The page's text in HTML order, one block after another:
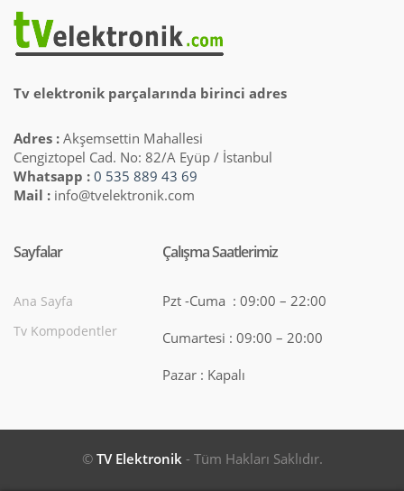
Tv elektronik parçalarında birinci adres
Adres : Akşemsettin Mahallesi
Cengiztopel Cad. No: 82/A Eyüp / İstanbul
Whatsapp : 0 535 889 43 69
Mail : info@tvelektronik.com
Sayfalar
Ana Sayfa
Tv Kompodentler
Çalışma Saatlerimiz
Pzt -Cuma : 09:00 – 22:00
Cumartesi : 09:00 – 20:00
Pazar : Kapalı
© TV Elektronik- Tüm Hakları Saklıdır.